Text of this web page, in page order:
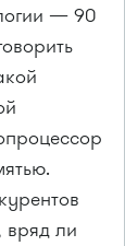
— 90
вряд ли